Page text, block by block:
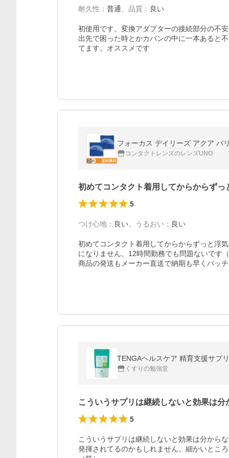
耐久性 ： 普通 品質 ： 良い
初使用です。変換アダプターの接続部分の不
出先で困った時とかカバンの中に一本あると
てます。オススメです
フォーカス デイリーズ アクア バ
コンタクトレンズのレンズUNO
初めてコンタクト着用してからからず
5
つけ心地 ： 良い うるおい ： 良い
初めてコンタクト着用してからからずっと浮
になりません。12時間勤務でも問題ないです
商品の発送もメーカー直送で納期も早くバッ
TENGAヘルスケア 精育支援サプ
くすりの勉強堂
こういうサプリは継続しないと効果は
5
こういうサプリは継続しないと効果は分から
発揮されてるのかもしれません。細かいとこ